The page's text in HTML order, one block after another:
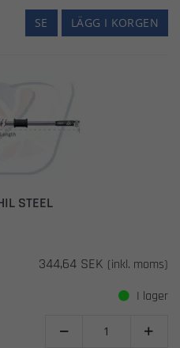
LÄGG I KORGEN
SE
STEEL
344,64 SEK (inkl. moms)
I lager
 